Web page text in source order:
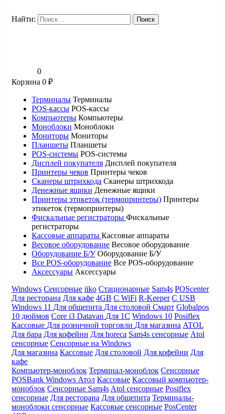
Найти:
0
Корзина 0 ₽
Терминалы Терминалы
POS-кассы POS-кассы
Компьютеры Компьютеры
Моноблоки Моноблоки
Мониторы Мониторы
Планшеты Планшеты
POS-системы POS-системы
Дисплей покупателя Дисплей покупателя
Принтеры чеков Принтеры чеков
Сканеры штрихкода Сканеры штрихкода
Денежные ящики Денежные ящики
Принтеры этикеток (термопринтеры) Принтеры
этикеток (термопринтеры)
Фискальные регистраторы Фискальные
регистраторы
Кассовые аппараты Кассовые аппараты
Весовое оборудование Весовое оборудование
Оборудование Б/У Оборудование Б/У
Все POS-оборудование Все POS-оборудование
Аксессуары Аксессуары
Windows Сенсорные iiko Стационарные Sam4s POScenter
Для ресторана Для кафе 4GB С WiFi R-Keeper С USB
Windows 11 Для общепита Для столовой Смарт Globalpos
10 дюймов Core i3 Datavan Для 1С Windows 10 Posiflex
Кассовые Для розничной торговли Для магазина ATOL
Для бара Для кофейни Для horeca Sam4s сенсорные Atol
сенсорные Сенсорные на Windows
Для магазина Кассовые Для столовой Для кофейни Для
кафе
Компьютер-моноблок Терминал-моноблок Сенсорные
POSBank Windows Атол Кассовые Кассовый компьютер-
моноблок Сенсорные Sam4s Atol сенсорные Posiflex
сенсорные Для ресторана Для общепита Терминалы-
моноблоки сенсорные Кассовые сенсорные PosCenter